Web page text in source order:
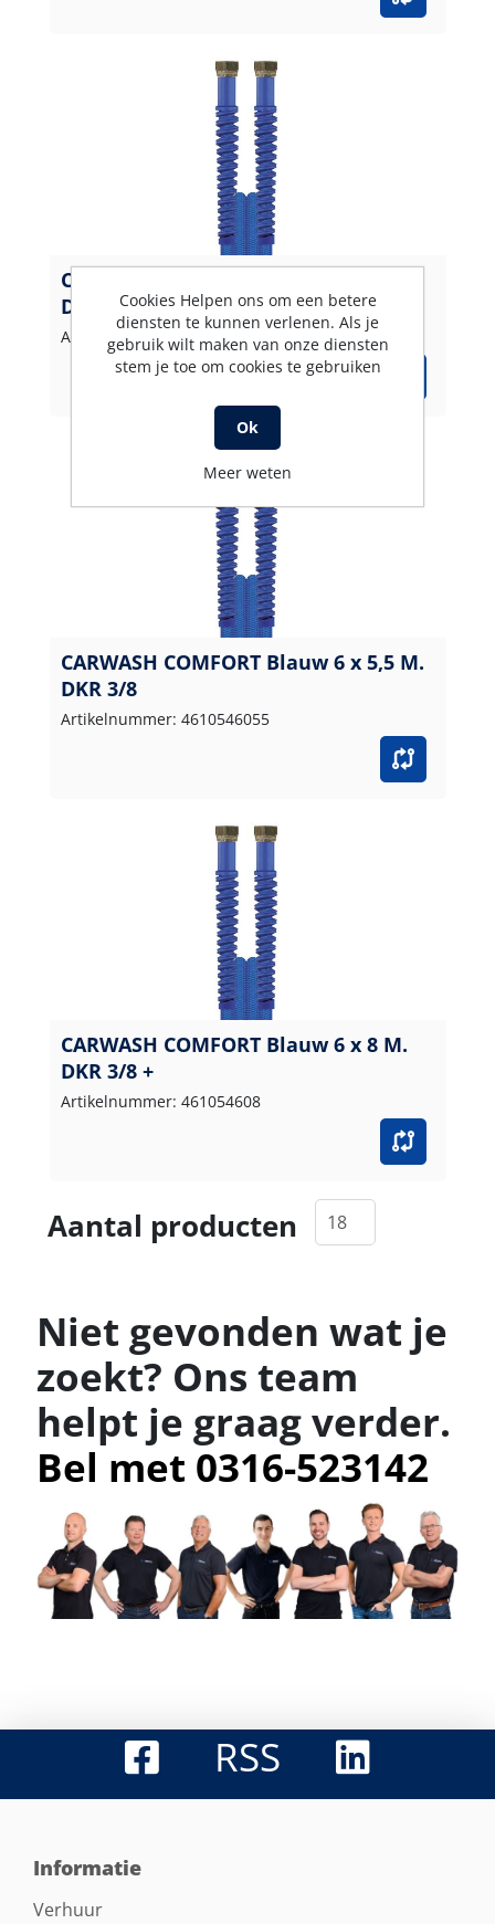
CARWASH COMFORT Blauw 6 x 5 M.
DKR 3/8 +
Artikelnummer: 461054605
CARWASH COMFORT Blauw 6 x 5,5 M.
DKR 3/8
Artikelnummer: 4610546055
CARWASH COMFORT Blauw 6 x 8 M.
DKR 3/8 +
Artikelnummer: 461054608
Aantal producten
Niet gevonden wat je
zoekt? Ons team
helpt je graag verder.
Bel met 0316-523142
RSS
Informatie
Verhuur
Cookies Helpen ons om een betere
diensten te kunnen verlenen. Als je
gebruik wilt maken van onze diensten
stem je toe om cookies te gebruiken
Ok
Meer weten